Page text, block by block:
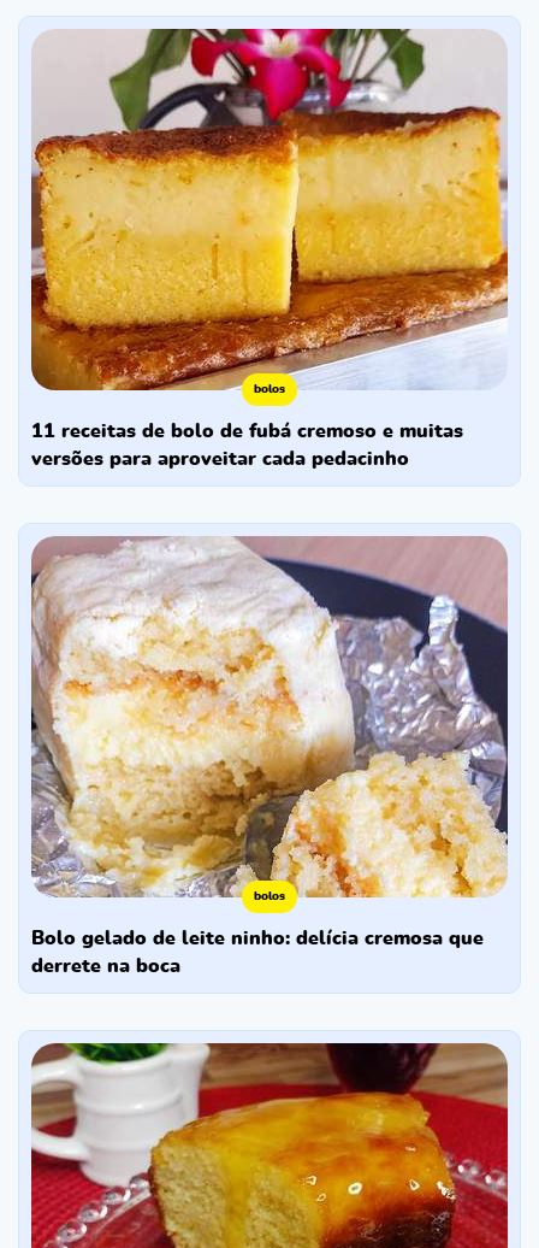
bolos
11 receitas de bolo de fubá cremoso e muitas
versões para aproveitar cada pedacinho
bolos
bolo gelado de leite ninho: delícia cremosa que
derrete na boca